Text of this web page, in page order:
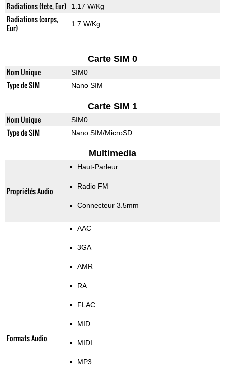
Radiations (tete, Eur) 1.17 W/Kg
Radiations (corps,
Eur)
1.7 W/Kg
Carte SIM 0
Nom Unique SIM0
Type de SIM Nano SIM
Carte SIM 1
Nom Unique SIM0
Type de SIM Nano SIM/MicroSD
Multimedia
Propriétés Audio
Haut-Parleur
Radio FM
Connecteur 3.5mm
Formats Audio
AAC
3GA
AMR
RA
FLAC
MID
MIDI
MP3